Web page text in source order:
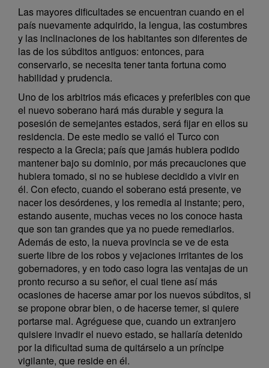
Las mayores dificultades se encuentran cuando en el
país nuevamente adquirido, la lengua, las costumbres
y las inclinaciones de los habitantes son diferentes de
las de los súbditos antiguos: entonces, para
conservarlo, se necesita tener tanta fortuna como
habilidad y prudencia.
Uno de los arbitrios más eficaces y preferibles con que
el nuevo soberano hará más durable y segura la
posesión de semejantes estados, será fijar en ellos su
residencia. De este medio se valió el Turco con
respecto a la Grecia; país que jamás hubiera podido
mantener bajo su dominio, por más precauciones que
hubiera tomado, si no se hubiese decidido a vivir en
él. Con efecto, cuando el soberano está presente, ve
nacer los desórdenes, y los remedia al instante; pero,
estando ausente, muchas veces no los conoce hasta
que son tan grandes que ya no puede remediarlos.
Además de esto, la nueva provincia se ve de esta
suerte libre de los robos y vejaciones irritantes de los
gobernadores, y en todo caso logra las ventajas de un
pronto recurso a su señor, el cual tiene así más
ocasiones de hacerse amar por los nuevos súbditos, si
se propone obrar bien, o de hacerse temer, si quiere
portarse mal. Agréguese que, cuando un extranjero
quisiere invadir el nuevo estado, se hallaría detenido
por la dificultad suma de quitárselo a un príncipe
vigilante, que reside en él.